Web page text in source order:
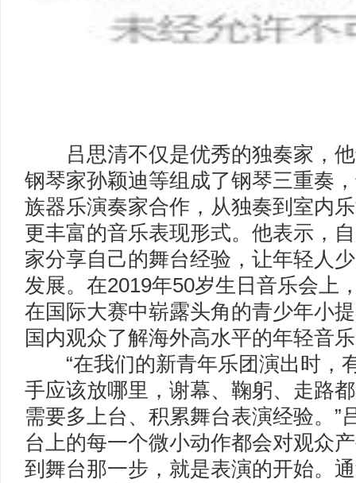
吕思清不仅是优秀的独奏家，他
钢琴家孙颖迪等组成了钢琴三重奏
族器乐演奏家合作，从独奏到室内
更丰富的音乐表现形式。他表示，
家分享自己的舞台经验，让年轻人
发展。在2019年50岁生日音乐会上
在国际大赛中崭露头角的青少年小
国内观众了解海外高水平的年轻音
“在我们的新青年乐团演出时，
手应该放哪里，谢幕、鞠躬、走路
需要多上台、积累舞台表演经验。”
台上的每一个微小动作都会对观众
到舞台那一步，就是表演的开始。